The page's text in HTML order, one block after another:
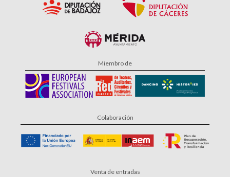
Miembro de
Colaboración
Venta de entradas